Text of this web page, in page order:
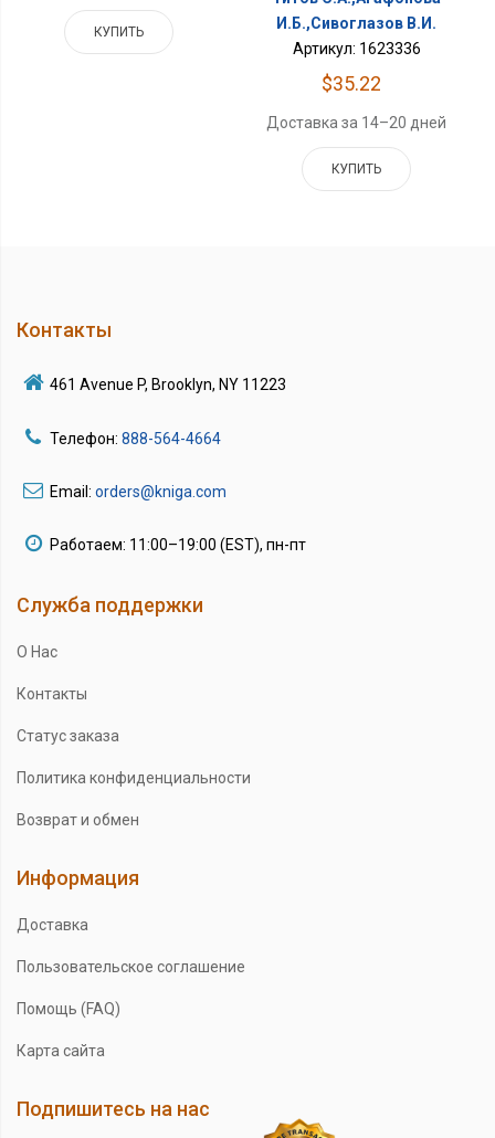
КУПИТЬ
И.Б.,Сивоглазов В.И.
Артикул: 1623336
$35.22
Доставка за 14–20 дней
КУПИТЬ
Контакты
461 Avenue P, Brooklyn, NY 11223
Телефон: 888-564-4664
Email: orders@kniga.com
Работаем: 11:00–19:00 (EST), пн-пт
Служба поддержки
О Нас
Контакты
Статус заказа
Политика конфиденциальности
Возврат и обмен
Информация
Доставка
Пользовательское соглашение
Помощь (FAQ)
Карта сайта
Подпишитесь на нас